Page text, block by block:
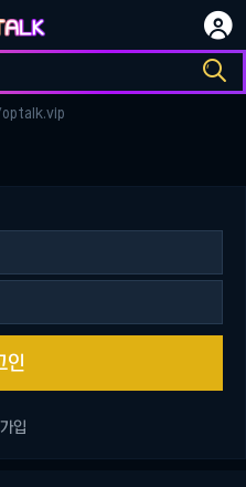


optalk.vip
optalk.vip
optalk.vip
인
입